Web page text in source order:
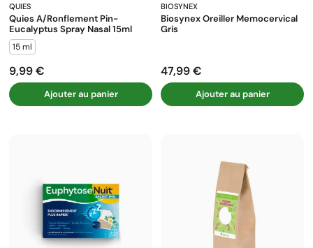
QUIES
Quies A/ronflement Pin-
Eucalyptus Spray Nasal 15ml
15 ml
Prix
9,99 €
Ajouter au panier
BIOSYNEX
Biosynex Oreiller Memocervical
Gris
Prix
47,99 €
Ajouter au panier